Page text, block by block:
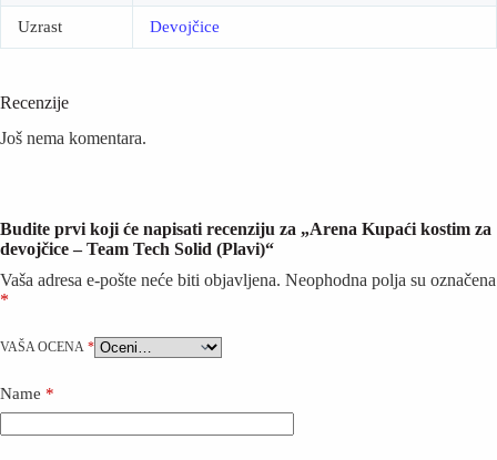
Uzrast Devojčice
Recenzije
Još nema komentara.
Budite prvi koji će napisati recenziju za „Arena Kupaći kostim za
devojčice – Team Tech Solid (Plavi)“
Vaša adresa e-pošte neće biti objavljena. Neophodna polja su označena
*
VAŠA OCENA *
Name *